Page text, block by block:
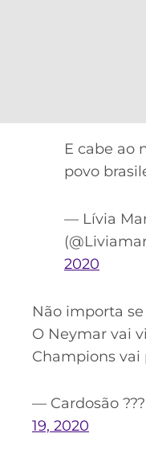
E cabe ao
povo
— Lívia
2020
Não importa
O Neymar vai
Champions vai
— Cardosão
19, 2020